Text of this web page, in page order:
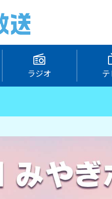
ラジオ